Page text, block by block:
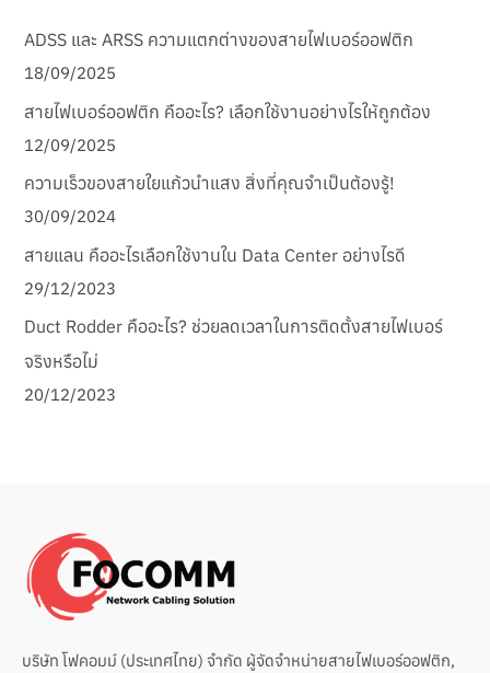
ADSS และ ARSS ความแตกต่างของสายไฟเบอร์ออฟติก
18/09/2025
สายไฟเบอร์ออฟติก คืออะไร? เลือกใช้งานอย่างไรให้ถูกต้อง
12/09/2025
ความเร็วของสายใยแก้วนำแสง สิ่งที่คุณจำเป็นต้องรู้!
30/09/2024
สายแลน คืออะไรเลือกใช้งานใน Data Center อย่างไรดี
29/12/2023
Duct Rodder คืออะไร? ช่วยลดเวลาในการติดตั้งสายไฟเบอร์
จริงหรือไม่
20/12/2023
บริษัท โฟคอมม์ (ประเทศไทย) จำกัด ผู้จัดจำหน่ายสายไฟเบอร์ออฟติก,